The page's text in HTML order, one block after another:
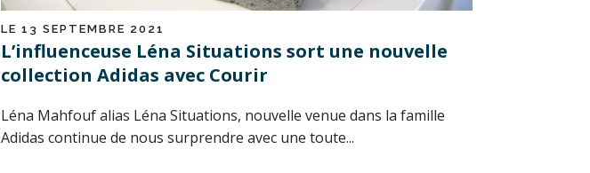
LE 13 SEPTEMBRE 2021
L’influenceuse Léna Situations sort une nouvelle
collection Adidas avec Courir
Léna Mahfouf alias Léna Situations, nouvelle venue dans la famille
Adidas continue de nous surprendre avec une toute...